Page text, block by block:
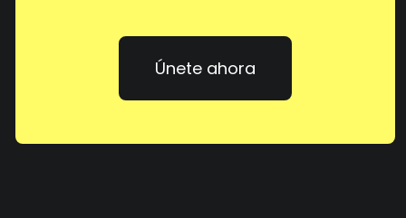
Únete ahora